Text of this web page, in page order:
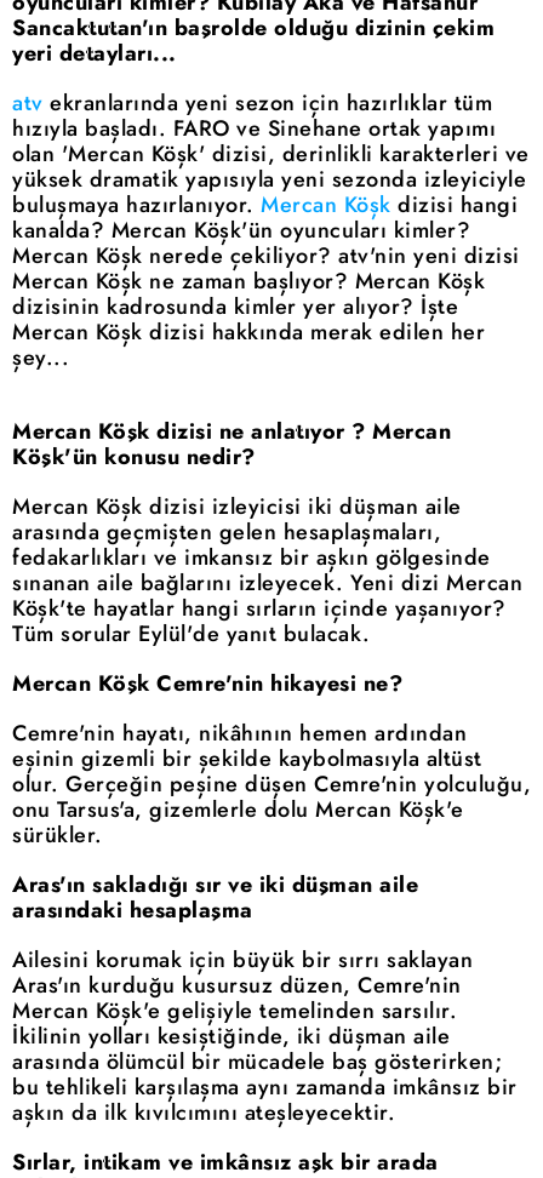
Sancaktutan'ın başrolde olduğu dizinin çekim
yeri detayları...
atv ekranlarında yeni sezon için hazırlıklar tüm
hızıyla başladı. FARO ve Sinehane ortak yapımı
olan 'Mercan Köşk' dizisi, derinlikli karakterleri ve
yüksek dramatik yapısıyla yeni sezonda izleyiciyle
buluşmaya hazırlanıyor. Mercan Köşk dizisi hangi
kanalda? Mercan Köşk'ün oyuncuları kimler?
Mercan Köşk nerede çekiliyor? atv'nin yeni dizisi
Mercan Köşk ne zaman başlıyor? Mercan Köşk
dizisinin kadrosunda kimler yer alıyor? İşte
Mercan Köşk dizisi hakkında merak edilen her
şey...
Mercan Köşk dizisi ne anlatıyor ? Mercan
Köşk'ün konusu nedir?
Mercan Köşk dizisi izleyicisi iki düşman aile
arasında geçmişten gelen hesaplaşmaları,
fedakarlıkları ve imkansız bir aşkın gölgesinde
sınanan aile bağlarını izleyecek. Yeni dizi Mercan
Köşk'te hayatlar hangi sırların içinde yaşanıyor?
Tüm sorular Eylül'de yanıt bulacak.
Mercan Köşk Cemre'nin hikayesi ne?
Cemre'nin hayatı, nikâhının hemen ardından
eşinin gizemli bir şekilde kaybolmasıyla altüst
olur. Gerçeğin peşine düşen Cemre'nin yolculuğu,
onu Tarsus'a, gizemlerle dolu Mercan Köşk'e
sürükler.
Aras'ın sakladığı sır ve iki düşman aile
arasındaki hesaplaşma
Ailesini korumak için büyük bir sırrı saklayan
Aras'ın kurduğu kusursuz düzen, Cemre'nin
Mercan Köşk'e gelişiyle temelinden sarsılır.
İkilinin yolları kesiştiğinde, iki düşman aile
arasında ölümcül bir mücadele baş gösterirken;
bu tehlikeli karşılaşma aynı zamanda imkânsız bir
aşkın da ilk kıvılcımını ateşleyecektir.
Sırlar, intikam ve imkânsız aşk bir arada